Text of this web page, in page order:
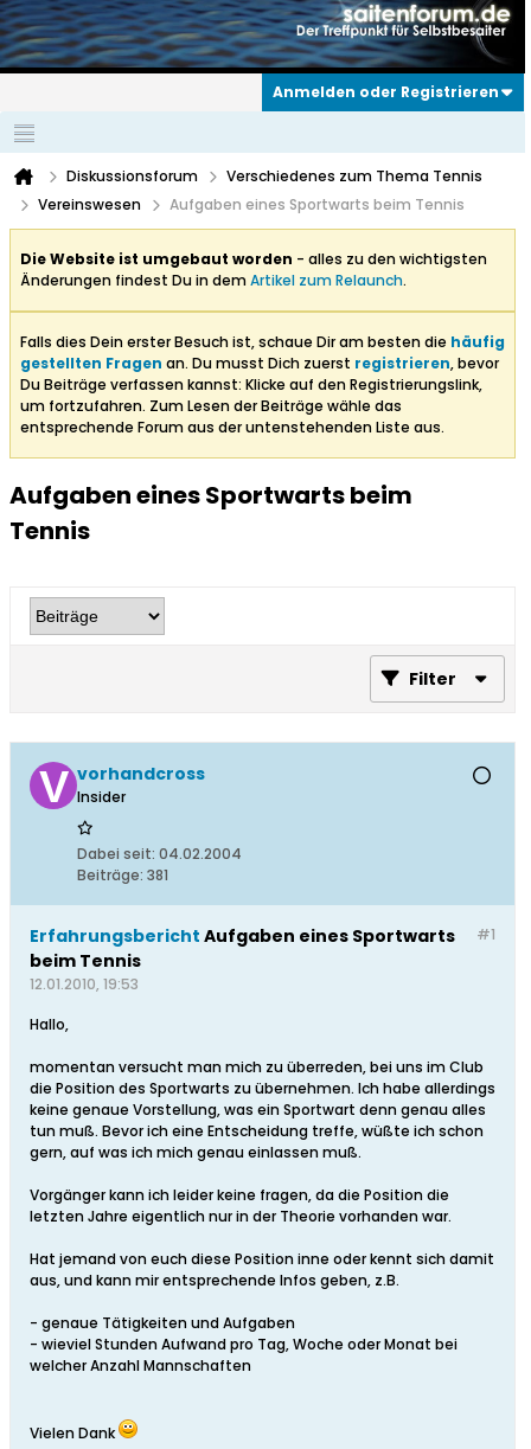
Anmelden oder Registrieren
Diskussionsforum
Verschiedenes zum Thema Tennis
Vereinswesen
Aufgaben eines Sportwarts beim Tennis
Die Website ist umgebaut worden - alles zu den wichtigsten
Änderungen findest Du in demArtikel zum Relaunch.
Falls dies Dein erster Besuch ist, schaue Dir am besten die häufig
gestellten Fragen an. Du musst Dich zuerst registrieren, bevor
Du Beiträge verfassen kannst: Klicke auf den Registrierungslink,
um fortzufahren. Zum Lesen der Beiträge wähle das
entsprechende Forum aus der untenstehenden Liste aus.
Aufgaben eines Sportwarts beim
Tennis
Filter
vorhandcross
Insider
Dabei seit: 04.02.2004
Beiträge: 381
#1
Erfahrungsbericht Aufgaben eines Sportwarts
beim Tennis
12.01.2010, 19:53
Hallo,
momentan versucht man mich zu überreden, bei uns im Club
die Position des Sportwarts zu übernehmen. Ich habe allerdings
keine genaue Vorstellung, was ein Sportwart denn genau alles
tun muß. Bevor ich eine Entscheidung treffe, wüßte ich schon
gern, auf was ich mich genau einlassen muß.
Vorgänger kann ich leider keine fragen, da die Position die
letzten Jahre eigentlich nur in der Theorie vorhanden war.
Hat jemand von euch diese Position inne oder kennt sich damit
aus, und kann mir entsprechende Infos geben, z.B.
- genaue Tätigkeiten und Aufgaben
- wieviel Stunden Aufwand pro Tag, Woche oder Monat bei
welcher Anzahl Mannschaften
Vielen Dank